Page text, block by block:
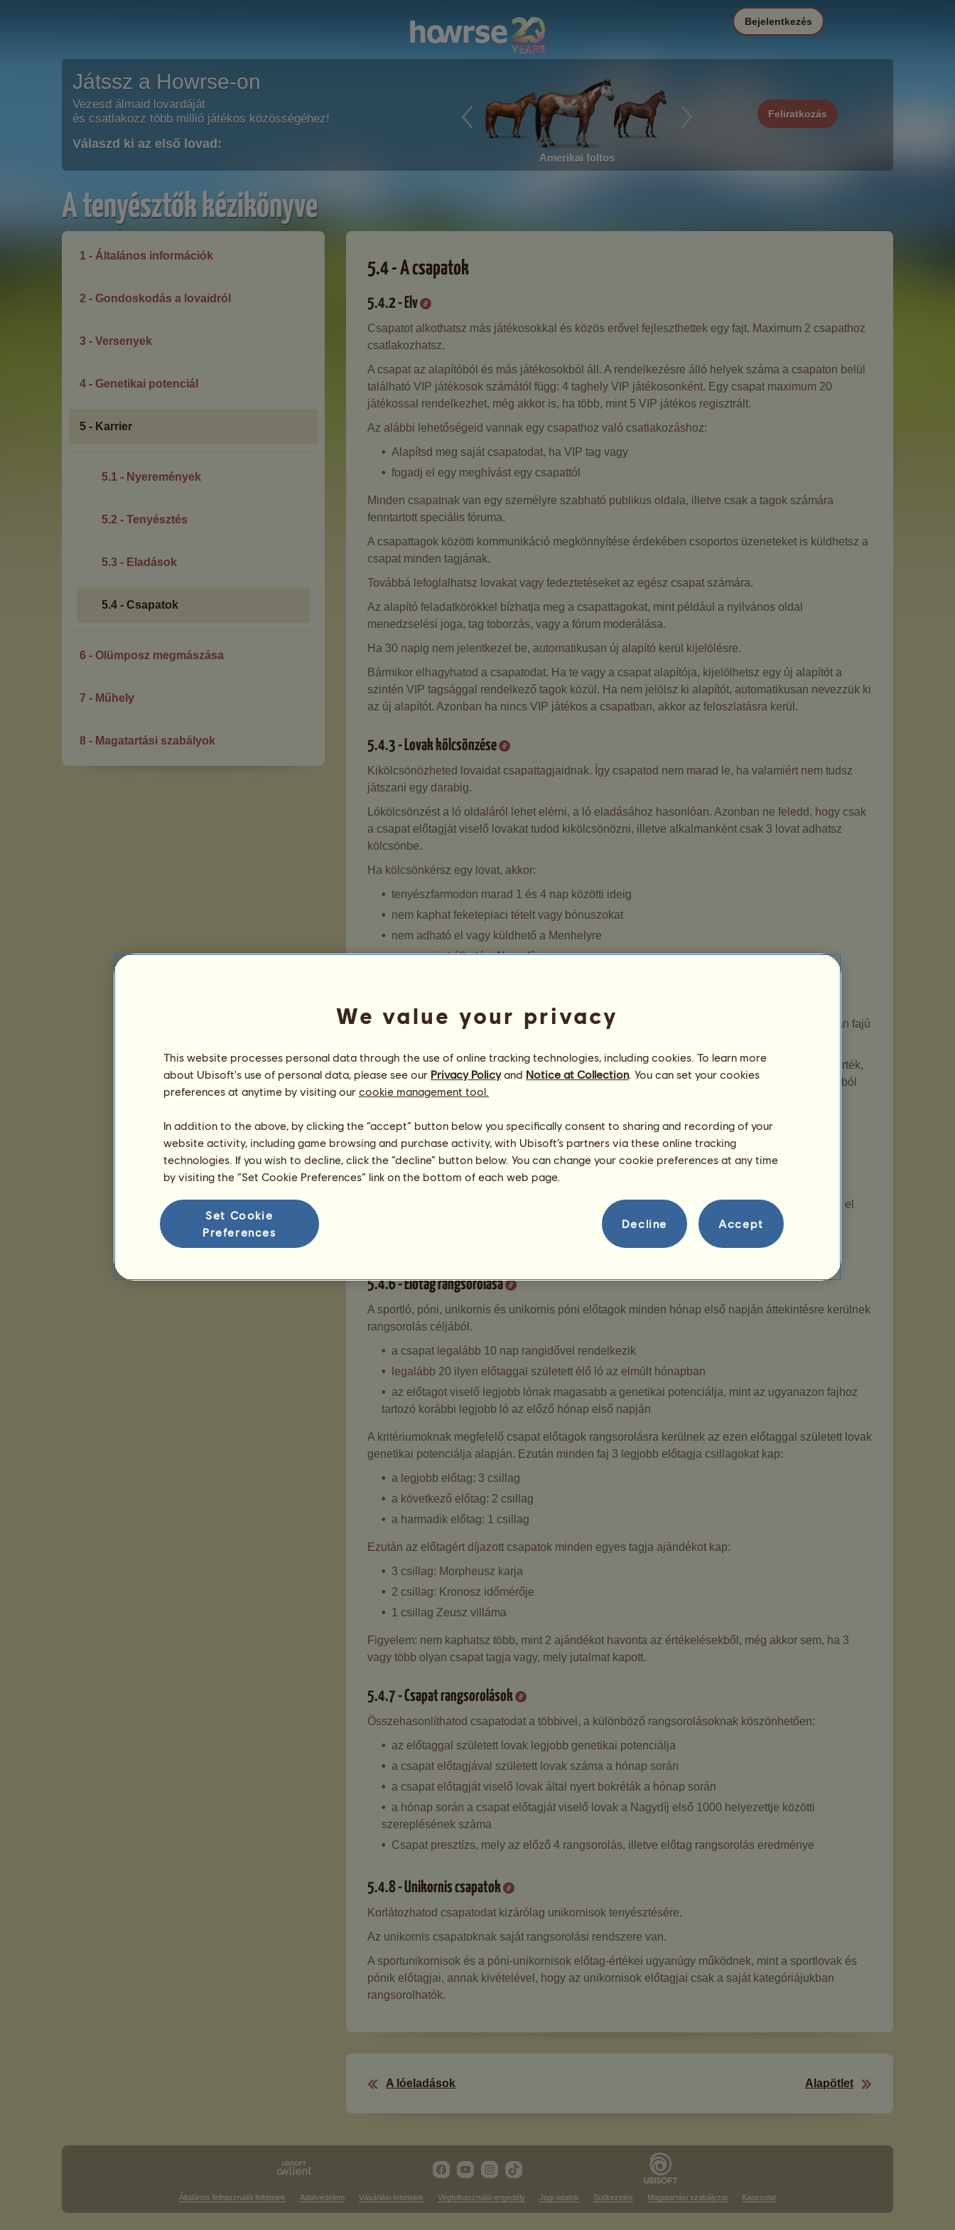
Játssz a Howrse-on
Vezesd álmaid lovardáját
és csatlakozz több millió játékos közösségéhez!
Válaszd ki az első lovad:
Amerikai foltos
Feliratkozás
Bejelentkezés
A tenyésztők kézikönyve
1 - Általános információk
2 - Gondoskodás a lovaidról
3 - Versenyek
4 - Genetikai potenciál
5 - Karrier
5.1 - Nyeremények
5.2 - Tenyésztés
5.3 - Eladások
5.4 - Csapatok
6 - Olümposz megmászása
7 - Műhely
8 - Magatartási szabályok
5.4 - A csapatok
5.4.2 - Elv
Csapatot alkothatsz más játékosokkal és közös erővel fejleszthettek egy fajt. Maximum 2 csapathoz
csatlakozhatsz.
A csapat az alapítóból és más játékosokból áll. A rendelkezésre álló helyek száma a csapaton belül
található VIP játékosok számától függ: 4 taghely VIP játékosonként. Egy csapat maximum 20
játékossal rendelkezhet, még akkor is, ha több, mint 5 VIP játékos regisztrált.
Az alábbi lehetőségeid vannak egy csapathoz való csatlakozáshoz:
Alapítsd meg saját csapatodat, ha VIP tag vagy
fogadj el egy meghívást egy csapattól
Minden csapatnak van egy személyre szabható publikus oldala, illetve csak a tagok számára
fenntartott speciális fóruma.
A csapattagok közötti kommunikáció megkönnyítése érdekében csoportos üzeneteket is küldhetsz a
csapat minden tagjának.
Továbbá lefoglalhatsz lovakat vagy fedeztetéseket az egész csapat számára.
Az alapító feladatkörökkel bízhatja meg a csapattagokat, mint például a nyilvános oldal
menedzselési joga, tag toborzás, vagy a fórum moderálása.
Ha 30 napig nem jelentkezel be, automatikusan új alapító kerül kijelölésre.
Bármikor elhagyhatod a csapatodat. Ha te vagy a csapat alapítója, kijelölhetsz egy új alapítót a
szintén VIP tagsággal rendelkező tagok közül. Ha nem jelölsz ki alapítót, automatikusan nevezzük ki
az új alapítót. Azonban ha nincs VIP játékos a csapatban, akkor az feloszlatásra kerül.
5.4.3 - Lovak kölcsönzése
Kikölcsönözheted lovaidat csapattagjaidnak. Így csapatod nem marad le, ha valamiért nem tudsz
játszani egy darabig.
Lókölcsönzést a ló oldaláról lehet elérni, a ló eladásához hasonlóan. Azonban ne feledd, hogy csak
a csapat előtagját viselő lovakat tudod kikölcsönözni, illetve alkalmanként csak 3 lovat adhatsz
kölcsönbe.
Ha kölcsönkérsz egy lovat, akkor:
tenyészfarmodon marad 1 és 4 nap közötti ideig
nem kaphat feketepiaci tételt vagy bónuszokat
nem adható el vagy küldhető a Menhelyre
nem regisztrálható a Nagydíjra
Használhatsz egy a csapat minden tagjának rendelkezésére álló előtagot, mely az összes olyan fajú
Ha a csikó genetikai potenciálja magasabb, mint az eladásaidhoz beállított maximális küszöbérték,
a csapat előtagja automatikusan hozzárendelésre kerül egy olyan csikóhoz, amely olyan lovakból
született, amelyek a csapat előtagját viselik.
Az ezt a genetikai potenciált meghaladó lovakat a csapaton kívül nem lehet eladni, kivéve, ha
heréltek. Az előtagot nem lehet visszavonni vagy lecserélni.
5.4.5 - Csapat összdíj
Amikor a csapat előtagjával kerül eladásra egy ló, úgy dönthetsz, hogy a csapat nevében adod el
azt. Az eladás zsetonjai a közösségi összdíjba kerülnek.
Az összdíjat a csapat adminisztrátora oszthatja el a tagok között.
5.4.6 - Előtag rangsorolása
A sportló, póni, unikornis és unikornis póni előtagok minden hónap első napján áttekintésre kerülnek
rangsorolás céljából.
a csapat legalább 10 nap rangidővel rendelkezik
legalább 20 ilyen előtaggal született élő ló az elmúlt hónapban
az előtagot viselő legjobb lónak magasabb a genetikai potenciálja, mint az ugyanazon fajhoz
tartozó korábbi legjobb ló az előző hónap első napján
A kritériumoknak megfelelő csapat előtagok rangsorolásra kerülnek az ezen előtaggal született lovak
genetikai potenciálja alapján. Ezután minden faj 3 legjobb előtagja csillagokat kap:
a legjobb előtag: 3 csillag
a következő előtag: 2 csillag
a harmadik előtag: 1 csillag
Ezután az előtagért díjazott csapatok minden egyes tagja ajándékot kap:
3 csillag: Morpheusz karja
2 csillag: Kronosz időmérője
1 csillag Zeusz villáma
Figyelem: nem kaphatsz több, mint 2 ajándékot havonta az értékelésekből, még akkor sem, ha 3
vagy több olyan csapat tagja vagy, mely jutalmat kapott.
5.4.7 - Csapat rangsorolások
Összehasonlíthatod csapatodat a többivel, a különböző rangsorolásoknak köszönhetően:
az előtaggal született lovak legjobb genetikai potenciálja
a csapat előtagjával született lovak száma a hónap során
a csapat előtagját viselő lovak által nyert bokréták a hónap során
a hónap során a csapat előtagját viselő lovak a Nagydíj első 1000 helyezettje közötti
szereplésének száma
Csapat presztízs, mely az előző 4 rangsorolás, illetve előtag rangsorolás eredménye
5.4.8 - Unikornis csapatok
Korlátozhatod csapatodat kizárólag unikornisok tenyésztésére.
Az unikornis csapatoknak saját rangsorolási rendszere van.
A sportunikornisok és a póni-unikornisok előtag-értékei ugyanúgy működnek, mint a sportlovak és
pónik előtagjai, annak kivételével, hogy az unikornisok előtagjai csak a saját kategóriájukban
rangsorolhatók.
A lóeladások Alapötlet
Általános felhasználói feltételek Adatvédelem Vásárlási feltételek Végfelhasználói engedély Jogi adatok Sütikezelés Magatartási szabályzat Kapcsolat
We value your privacy
This website processes personal data through the use of online tracking technologies, including cookies. To learn more
about Ubisoft's use of personal data, please see our Privacy Policyand Notice at Collection. You can set your cookies
preferences at anytime by visiting our cookie management tool.
In addition to the above, by clicking the “accept” button below you specifically consent to sharing and recording of your
website activity, including game browsing and purchase activity, with Ubisoft’s partners via these online tracking
technologies. If you wish to decline, click the “decline” button below. You can change your cookie preferences at any time
by visiting the “Set Cookie Preferences” link on the bottom of each web page.
Set Cookie
Preferences
Decline Accept